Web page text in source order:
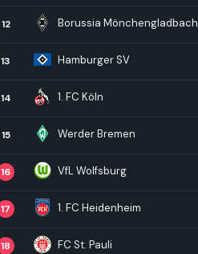
12 Borussia Mönchengladbach
13 Hamburger SV
14 1. FC Köln
15 Werder Bremen
16 VfL Wolfsburg
17 1. FC Heidenheim
18 FC St. Pauli